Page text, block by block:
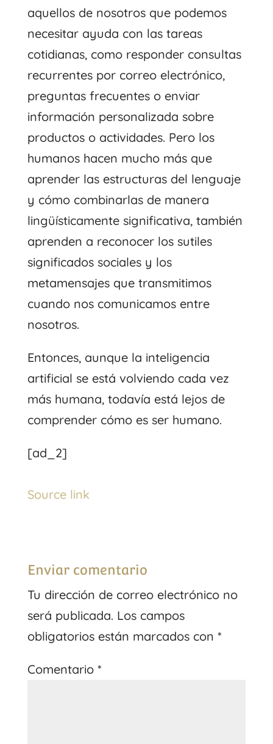
aquellos de nosotros que podemos
necesitar ayuda con las tareas
cotidianas, como responder consultas
recurrentes por correo electrónico,
preguntas frecuentes o enviar
información personalizada sobre
productos o actividades. Pero los
humanos hacen mucho más que
aprender las estructuras del lenguaje
y cómo combinarlas de manera
lingüísticamente significativa, también
aprenden a reconocer los sutiles
significados sociales y los
metamensajes que transmitimos
cuando nos comunicamos entre
nosotros.
Entonces, aunque la inteligencia
artificial se está volviendo cada vez
más humana, todavía está lejos de
comprender cómo es ser humano.
[ad_2]
Source link
Enviar comentario
Tu dirección de correo electrónico no
será publicada. Los campos
obligatorios están marcados con *
Comentario *